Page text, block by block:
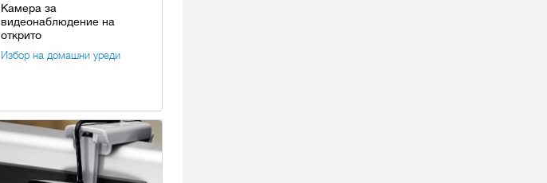
Камера за
видеонаблюдение на
открито
Избор на домашни уреди